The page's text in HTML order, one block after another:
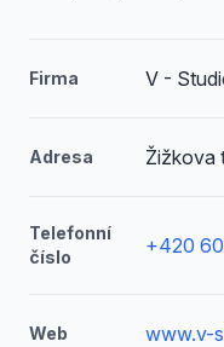
Firma V -
Adresa Žižkova
Telefonní
číslo
+420
Web www.v-